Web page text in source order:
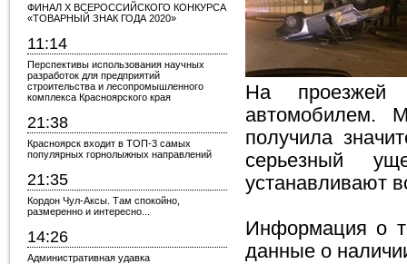
ФИНАЛ X ВСЕРОССИЙСКОГО КОНКУРСА
«ТОВАРНЫЙ ЗНАК ГОДА 2020»
11:14
Перспективы использования научных
разработок для предприятий
строительства и лесопромышленного
комплекса Красноярского края
21:38
Красноярск входит в ТОП-3 самых
популярных горнолыжных направлений
21:35
Кордон Чул-Аксы. Там спокойно,
размеренно и интересно...
14:26
Административная удавка
На проезжей
автомобилем.
получила
серьезный
устанавливают
Информация о
данные о